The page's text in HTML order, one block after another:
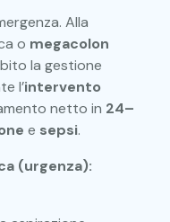
Alla
o megacolon
la gestione
l’intervento
netto in 24–
e sepsi.
(urgenza):